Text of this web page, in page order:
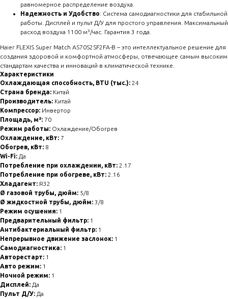
равномерное распределение воздуха.
Надежность и Удобство: Система самодиагностики для стабильной
работы. Дисплей и пульт Д/У для простого управления. Максимальный
расход воздуха 1100 м³/час. Гарантия 3 года.
Haier FLEXIS Super Match AS70S2SF2FA-B – это интеллектуальное решение для
создания здоровой и комфортной атмосферы, отвечающее самым высоким
стандартам качества и инноваций в климатической технике.
Характеристики
Охлаждающая способность, BTU (тыс.): 24
Страна бренда: Китай
Производитель: Китай
Компрессор: Инвертор
Площадь, м²: 70
Режим работы: Охлаждение/Обогрев
Охлаждение, кВт: 7
Обогрев, кВт: 8
Wi-Fi: Да
Потребление при охлаждении, кВт: 2.17
Потребление при обогреве, кВт: 2.16
Хладагент: R32
Ø газовой трубы, дюйм: 5/8
Ø жидкостной трубы, дюйм: 3/8
Режим осушения: 1
Предварительный фильтр: 1
Антибактериальный фильтр: 1
Непрерывное движение заслонок: 1
Самодиагностика: 1
Авторестарт: 1
Авто режим: 1
Ночной режим: 1
Дисплей: Да
Пульт Д/У: Да